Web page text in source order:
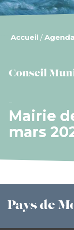
Accueil /Agenda
Conseil
Mairie
mars
Pays de